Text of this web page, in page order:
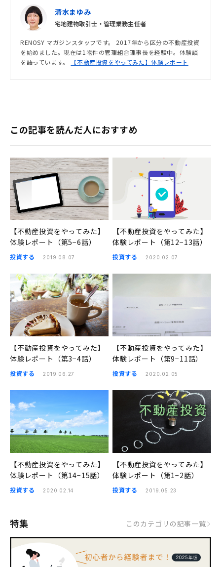
清水まゆみ
宅地建物取引士・管理業務主任者
RENOSY マガジンスタッフです。 2017年から区分の不動産投資
を始めました。現在は1物件の管理組合理事長を経験中。体験談
を語っています。
【不動産投資をやってみた】体験レポート
この記事を読んだ人におすすめ
【不動産投資をやってみた】
体験レポート（第5−6話）
投資する 2019.08.07
【不動産投資をやってみた】
体験レポート（第12−13話）
投資する 2020.02.07
【不動産投資をやってみた】
体験レポート（第3−4話）
投資する 2019.06.27
【不動産投資をやってみた】
体験レポート（第9−11話）
投資する 2020.02.05
【不動産投資をやってみた】
体験レポート（第14−15話）
投資する 2020.02.14
【不動産投資をやってみた】
体験レポート（第1−2話）
投資する 2019.05.23
特集 このカテゴリの記事一覧